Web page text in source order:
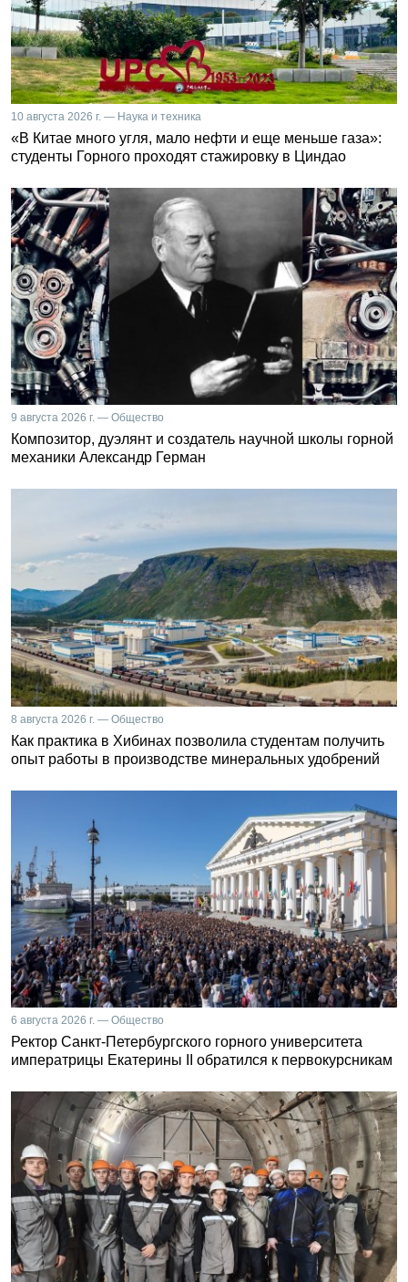
10 августа 2026 г. — Наука и техника
«В Китае много угля, мало нефти и еще меньше газа»:
студенты Горного проходят стажировку в Циндао
9 августа 2026 г. — Общество
Композитор, дуэлянт и создатель научной школы горной
механики Александр Герман
8 августа 2026 г. — Общество
Как практика в Хибинах позволила студентам получить
опыт работы в производстве минеральных удобрений
6 августа 2026 г. — Общество
Ректор Санкт-Петербургского горного университета
императрицы Екатерины II обратился к первокурсникам